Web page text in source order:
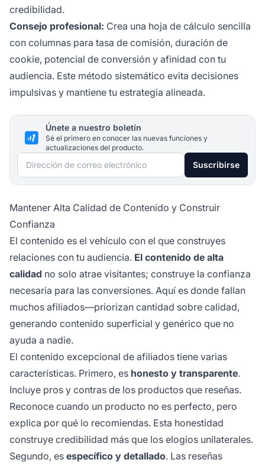
credibilidad.
Consejo profesional: Crea una hoja de cálculo sencilla
con columnas para tasa de comisión, duración de
cookie, potencial de conversión y afinidad con tu
audiencia. Este método sistemático evita decisiones
impulsivas y mantiene tu estrategia alineada.
Únete a nuestro boletín
Sé el primero en conocer las nuevas funciones y
actualizaciones del producto.
Dirección de correo electrónico Suscribirse
Mantener Alta Calidad de Contenido y Construir
Confianza
El contenido es el vehículo con el que construyes
relaciones con tu audiencia. El contenido de alta
calidad no solo atrae visitantes; construye la confianza
necesaria para las conversiones. Aquí es donde fallan
muchos afiliados—priorizan cantidad sobre calidad,
generando contenido superficial y genérico que no
ayuda a nadie.
El contenido excepcional de afiliados tiene varias
características. Primero, es honesto y transparente.
Incluye pros y contras de los productos que reseñas.
Reconoce cuando un producto no es perfecto, pero
explica por qué lo recomiendas. Esta honestidad
construye credibilidad más que los elogios unilaterales.
Segundo, es específico y detallado. Las reseñas